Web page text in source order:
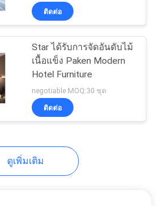
ติดต่อ
Star ได้รับการจัดอันดับไม้
เนื้อแข็ง Paken Modern
Hotel Furniture
negotiable MOQ:30 ชุด
ติดต่อ
ดูเพิ่มเติม